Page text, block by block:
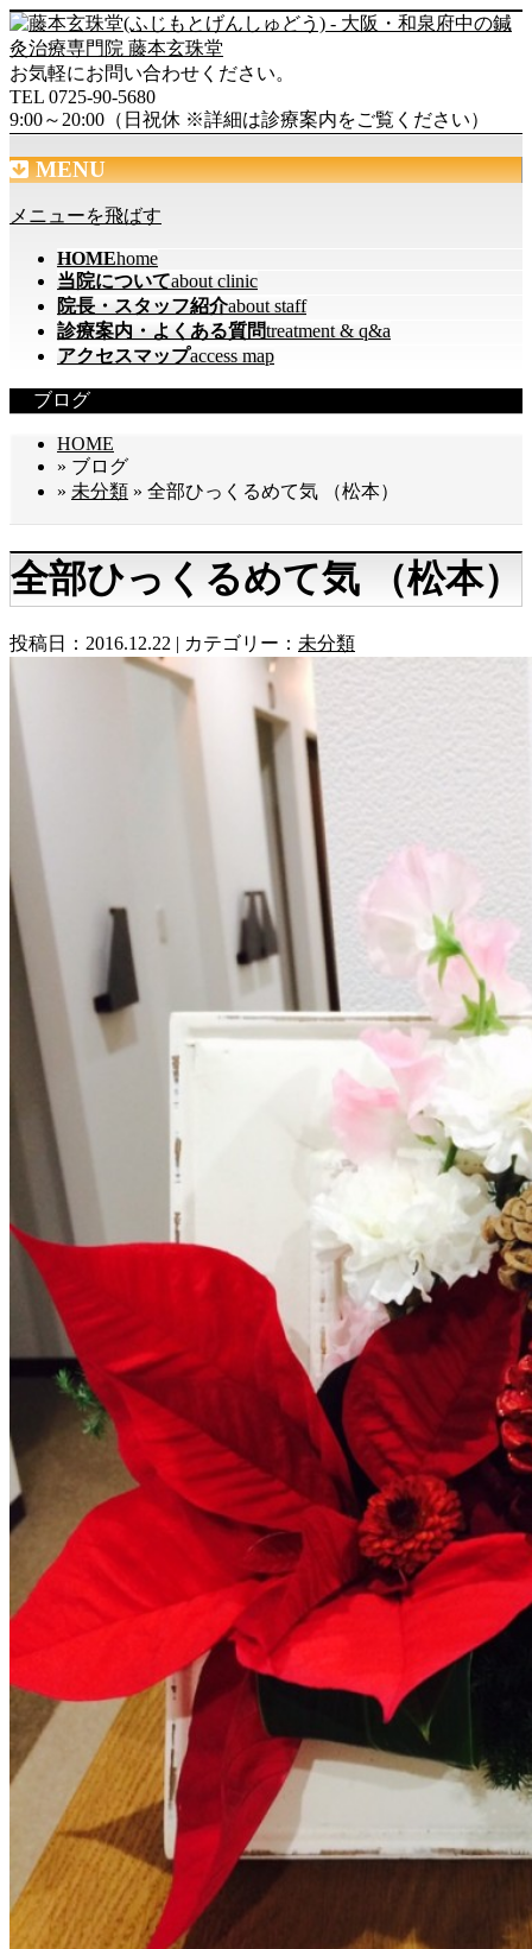
お気軽にお問い合わせください。
TEL 0725-90-5680
9:00～20:00（日祝休 ※詳細は診療案内をご覧ください）
MENU
メニューを飛ばす
HOMEhome
当院についてabout clinic
院長・スタッフ紹介about staff
診療案内・よくある質問treatment & q&a
アクセスマップaccess map
ブログ
HOME
» ブログ
» 未分類 » 全部ひっくるめて気 （松本）
全部ひっくるめて気 （松本）
投稿日：2016.12.22 | カテゴリー： 未分類